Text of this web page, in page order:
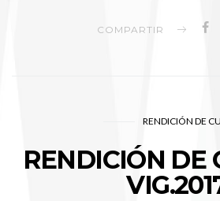
COMPARTIR
RENDICIÓN DE
RENDICIÓN DE